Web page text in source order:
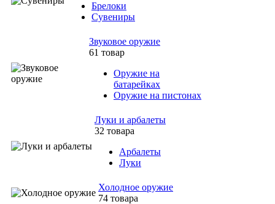
Брелоки
Сувениры
Звуковое оружие
61 товар
Оружие на
батарейках
Оружие на пистонах
Луки и арбалеты
32 товара
Арбалеты
Луки
Холодное оружие
74 товара